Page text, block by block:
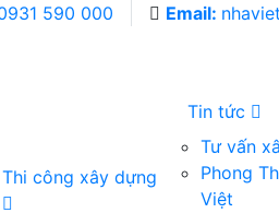
590 000 Email:
Thi công xây dựng
Tin tức
Tư vấn
Phong
Việt